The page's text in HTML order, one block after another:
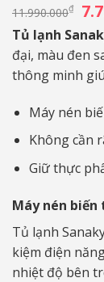
11.990.000₫ Giá
gốc
là:
Tủ lạnh
đại, màu đen
thông minh
Máy nén
Không cần
Giữ thực
Máy nén
Tủ lạnh
kiệm điện
nhiệt độ bên